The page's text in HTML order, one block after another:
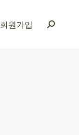
회원가입
회원가입